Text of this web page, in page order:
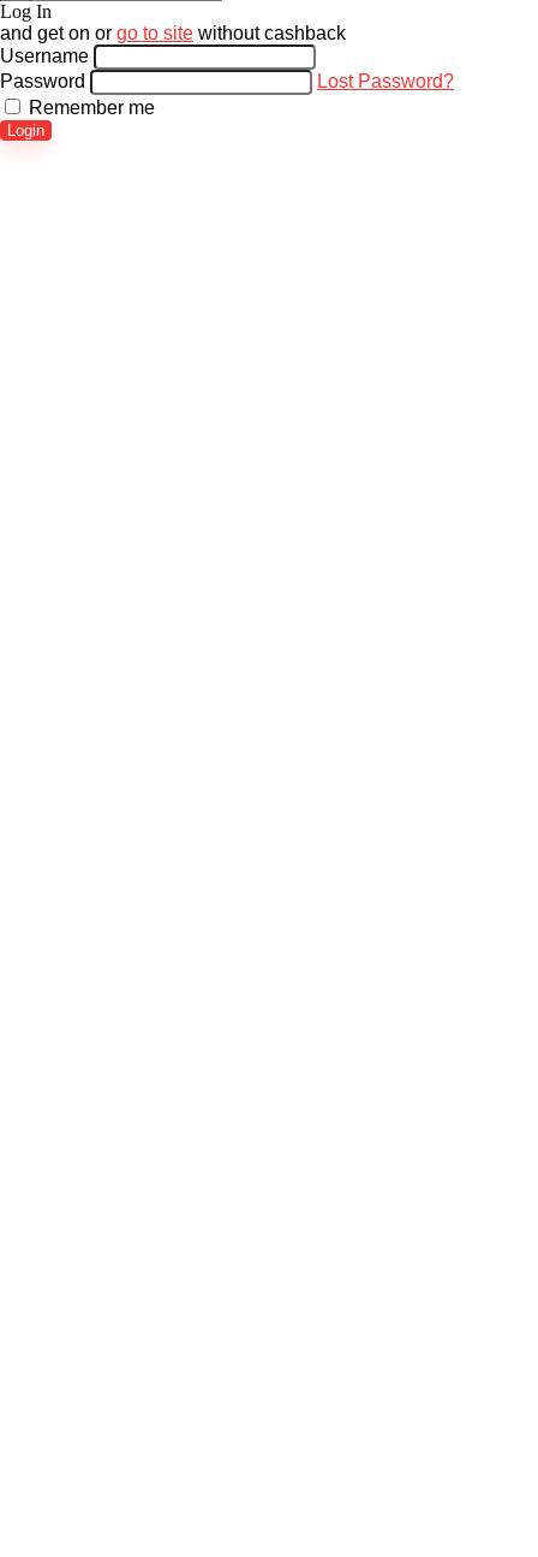
Log In
and geton or go to site without cashback
Username
Password
Lost Password?
Remember me
Login